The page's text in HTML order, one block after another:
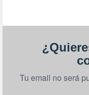
Tu email no será